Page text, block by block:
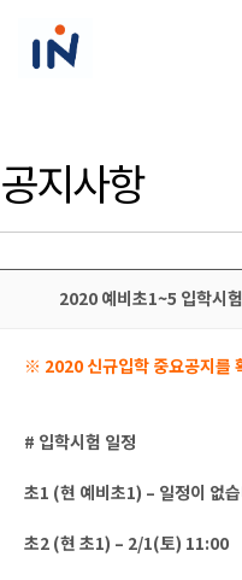
공지사항
2020 예비초1~5 입학시
※ 2020 신규입학 중요공지를
# 입학시험 일정
초1 (현 예비초1) – 일정이 없
초2 (현 초1) – 2/1(토) 11:00